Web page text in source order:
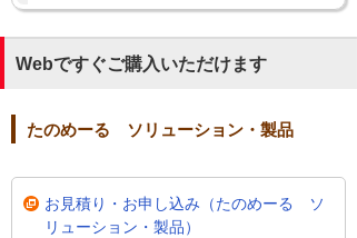
Webですぐご購入いただけます
たのめーる ソリューション・製品
お見積り・お申し込み（たのめーる ソ
リューション・製品）